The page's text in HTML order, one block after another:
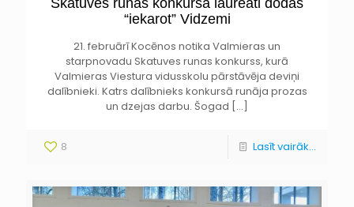
Skatuves runas konkursa laureāti dodas
“iekarot” Vidzemi
21. februārī Kocēnos notika Valmieras un
starpnovadu Skatuves runas konkurss, kurā
Valmieras Viestura vidusskolu pārstāvēja deviņi
dalībnieki. Katrs dalībnieks konkursā runāja prozas
un dzejas darbu. Šogad […]
8 Lasīt vairāk...